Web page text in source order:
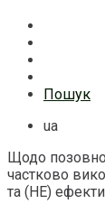
Пошук
ua
Щодо
частково
та (НЕ)